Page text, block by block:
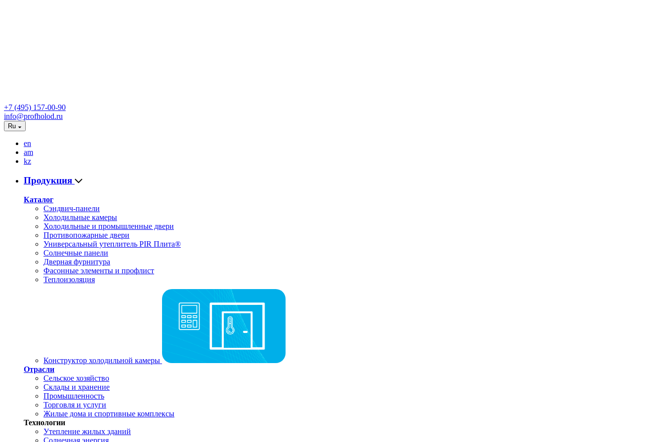
+7 (495) 157-00-90
info@profholod.ru
Ru
en
am
kz
Продукция
Каталог
Сэндвич-панели
Холодильные камеры
Холодильные и промышленные двери
Противопожарные двери
Универсальный утеплитель PIR Плита®
Солнечные панели
Дверная фурнитура
Фасонные элементы и профлист
Теплоизоляция
Конструктор холодильной камеры
Отрасли
Сельское хозяйство
Склады и хранение
Промышленность
Торговля и услуги
Жилые дома и спортивные комплексы
Технологии
Утепление жилых зданий
Солнечная энергия